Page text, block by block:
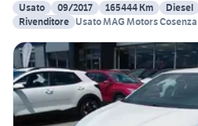
Usato
09/2017 165444 Km Diesel
Rivenditore Usato MAG Motors Cosenza